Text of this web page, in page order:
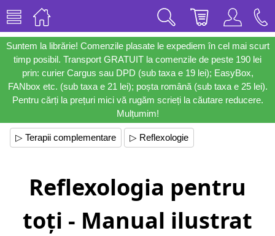
Suntem la librărie! Comenzile plasate le expediem în cel mai scurt
timp posibil. Transport GRATUIT la comenzile de peste 190 lei
prin: curier Cargus sau DPD (sub taxa e 19 lei); EasyBox,
FANbox etc. (sub taxa e 21 lei); poșta română (sub taxa e 25 lei).
Pentru cărți la prețuri mici vă rugăm scrieți la căutare reducere.
Mulțumim!
▷ Terapii complementare ▷ Reflexologie
Reflexologia pentru
toți - Manual ilustrat